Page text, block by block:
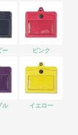
ー ピンク
ル イエロー